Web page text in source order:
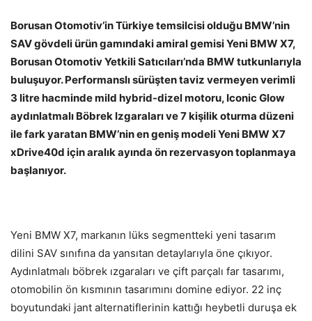
Borusan Otomotiv’in Türkiye temsilcisi olduğu BMW’nin
SAV gövdeli ürün gamındaki amiral gemisi Yeni BMW X7,
Borusan Otomotiv Yetkili Satıcıları’nda BMW tutkunlarıyla
buluşuyor. Performanslı sürüşten taviz vermeyen verimli
3 litre hacminde mild hybrid-dizel motoru, Iconic Glow
aydınlatmalı Böbrek Izgaraları ve 7 kişilik oturma düzeni
ile fark yaratan BMW’nin en geniş modeli Yeni BMW X7
xDrive40d için aralık ayında ön rezervasyon toplanmaya
başlanıyor.
Yeni BMW X7, markanın lüks segmentteki yeni tasarım
dilini SAV sınıfına da yansıtan detaylarıyla öne çıkıyor.
Aydınlatmalı böbrek ızgaraları ve çift parçalı far tasarımı,
otomobilin ön kısmının tasarımını domine ediyor. 22 inç
boyutundaki jant alternatiflerinin kattığı heybetli duruşa ek